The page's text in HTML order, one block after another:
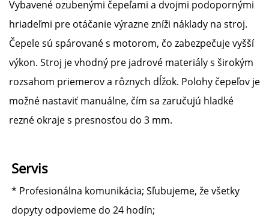
Vybavené ozubenými čepeľami a dvojmi podopornými
hriadeľmi pre otáčanie výrazne zníži náklady na stroj.
Čepele sú spárované s motorom, čo zabezpečuje vyšší
výkon. Stroj je vhodný pre jadrové materiály s širokým
rozsahom priemerov a rôznych dĺžok. Polohy čepeľov je
možné nastaviť manuálne, čím sa zaručujú hladké
rezné okraje s presnosťou do 3 mm.
Servis
* Profesionálna komunikácia; Sľubujeme, že všetky
dopyty odpovieme do 24 hodín;